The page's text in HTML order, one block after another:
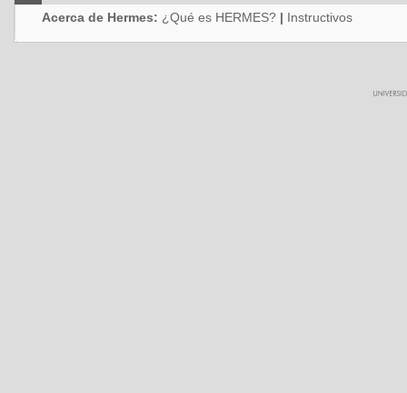
Acerca de Hermes: ¿Qué es HERMES? | Instructivos